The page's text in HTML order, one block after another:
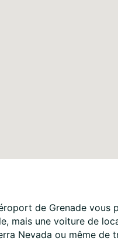
de Grenade
mais une voiture de
Nevada ou même